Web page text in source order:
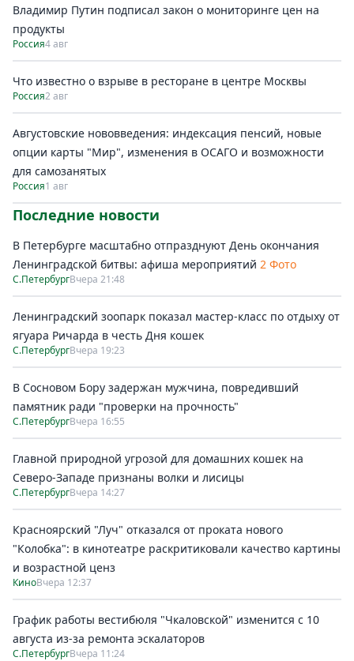
Владимир Путин подписал закон о мониторинге цен на
продукты
Россия4 авг
Что известно о взрыве в ресторане в центре Москвы
Россия2 авг
Августовские нововведения: индексация пенсий, новые
опции карты "Мир", изменения в ОСАГО и возможности
для самозанятых
Россия1 авг
Последние новости
В Петербурге масштабно отпразднуют День окончания
Ленинградской битвы: афиша мероприятий 2 Фото
С.ПетербургВчера 21:48
Ленинградский зоопарк показал мастер-класс по отдыху от
ягуара Ричарда в честь Дня кошек
С.ПетербургВчера 19:23
В Сосновом Бору задержан мужчина, повредивший
памятник ради "проверки на прочность"
С.ПетербургВчера 16:55
Главной природной угрозой для домашних кошек на
Северо-Западе признаны волки и лисицы
С.ПетербургВчера 14:27
Красноярский "Луч" отказался от проката нового
"Колобка": в кинотеатре раскритиковали качество картины
и возрастной ценз
КиноВчера 12:37
График работы вестибюля "Чкаловской" изменится с 10
августа из-за ремонта эскалаторов
С.ПетербургВчера 11:24